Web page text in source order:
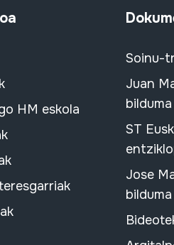
HM eskola
Soinu-
Juan
bilduma
ST
Jose
bilduma